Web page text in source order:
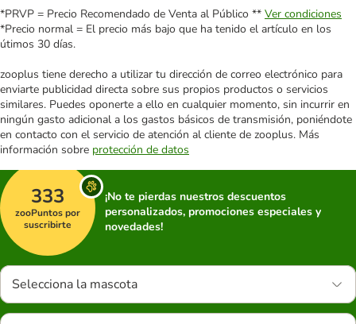
*PRVP = Precio Recomendado de Venta al Público ** Ver condiciones
*Precio normal = El precio más bajo que ha tenido el artículo en los
útimos 30 días.
zooplus tiene derecho a utilizar tu dirección de correo electrónico para
enviarte publicidad directa sobre sus propios productos o servicios
similares. Puedes oponerte a ello en cualquier momento, sin incurrir en
ningún gasto adicional a los gastos básicos de transmisión, poniéndote
en contacto con el servicio de atención al cliente de zooplus. Más
información sobre protección de datos
333
zooPuntos por
suscribirte
¡No te pierdas nuestros descuentos
personalizados, promociones especiales y
novedades!
Selecciona la mascota